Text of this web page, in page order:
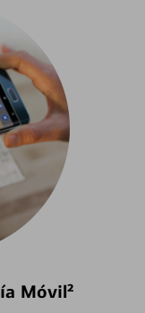
Móvil²